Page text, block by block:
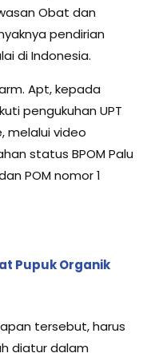
Obat dan
pendirian
di Indonesia.
Apt, kepada
pengukuhan UPT
melalui video
status BPOM Palu
POM nomor 1
Pupuk Organik
tersebut, harus
diatur dalam